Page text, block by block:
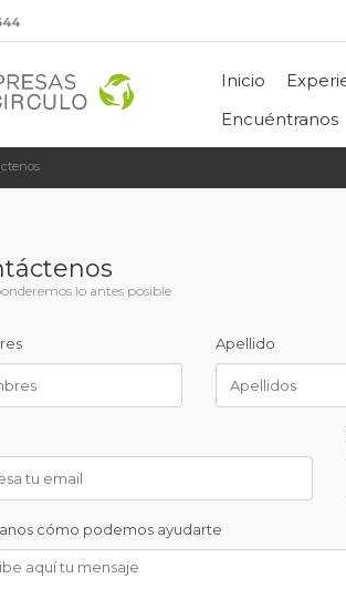
Inicio
Encuéntranos
lo antes posible
Apellido
cómo podemos ayudarte